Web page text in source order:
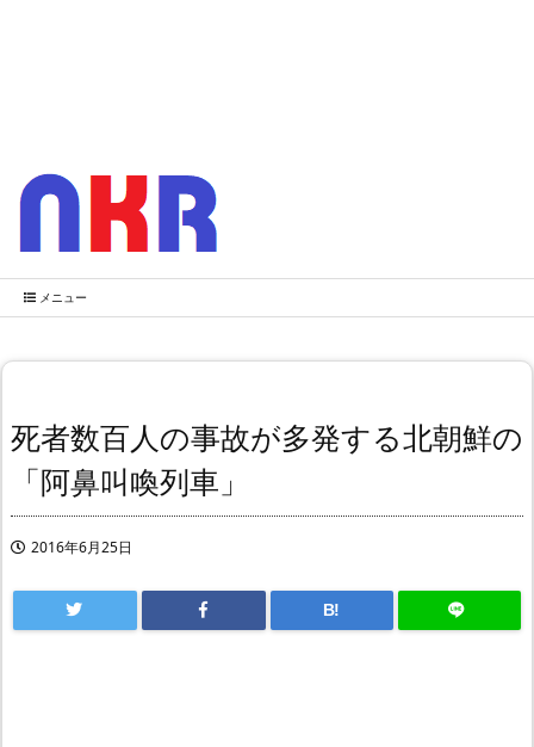
メニュー
死者数百人の事故が多発する北朝鮮の
「阿鼻叫喚列車」
2016年6月25日
B!